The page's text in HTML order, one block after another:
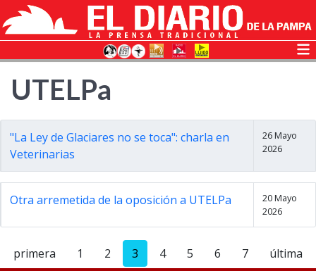
UTELPa
"La Ley de Glaciares no se toca": charla en
Veterinarias
26 Mayo
2026
Otra arremetida de la oposición a UTELPa
20 Mayo
2026
primera 1 2 3 4 5 6 7 última